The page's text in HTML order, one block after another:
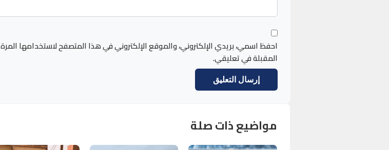
احفظ اسمي، بريدي الإلكتروني، والموقع الإلكتروني في هذا المتصفح لاستخدامها المرة
المقبلة في تعليقي.
مواضيع ذات صلة